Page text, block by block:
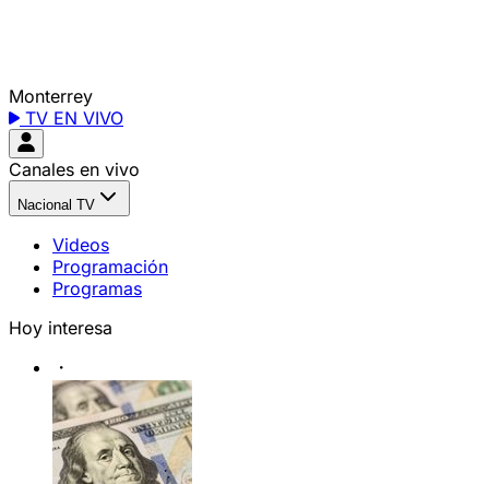
Monterrey
TV EN VIVO
Canales en vivo
Nacional TV
Videos
Programación
Programas
Hoy interesa